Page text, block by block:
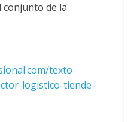
conjunto de la
texto-
logistico-tiende-